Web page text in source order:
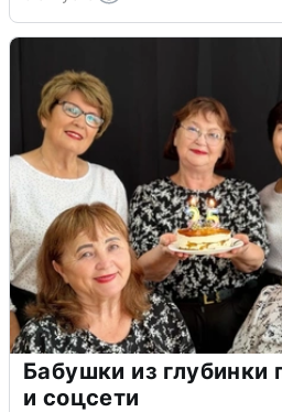
Бабушки из глубинки
и соцсети